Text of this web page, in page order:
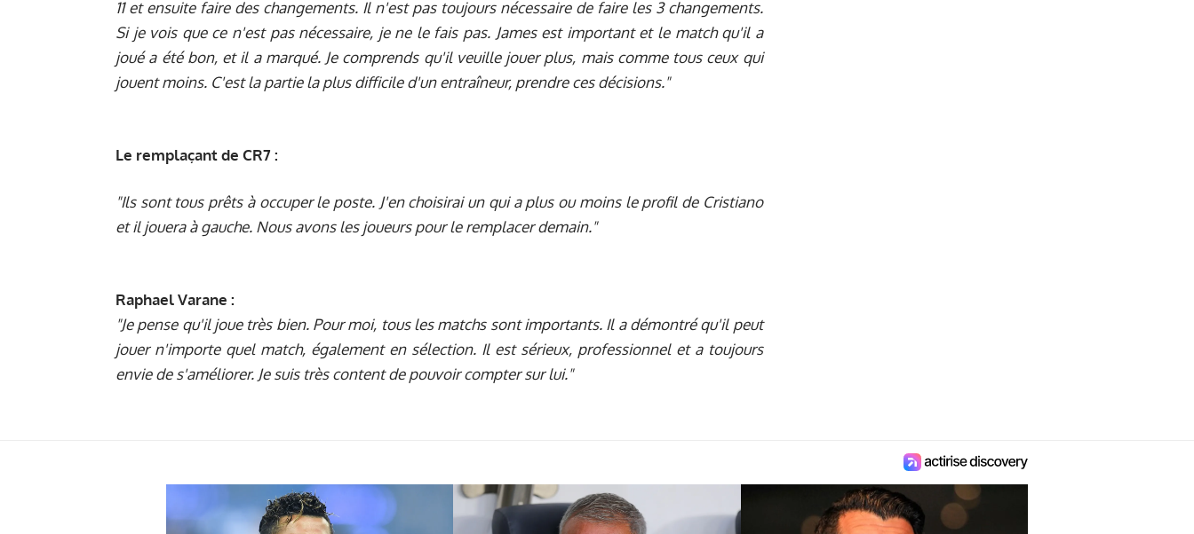
11 et ensuite faire des changements. Il n'est pas toujours nécessaire de faire les 3 changements.
Si je vois que ce n'est pas nécessaire, je ne le fais pas. James est important et le match qu'il a
joué a été bon, et il a marqué. Je comprends qu'il veuille jouer plus, mais comme tous ceux qui
jouent moins. C'est la partie la plus difficile d'un entraîneur, prendre ces décisions."
Le remplaçant de CR7 :
"Ils sont tous prêts à occuper le poste. J'en choisirai un qui a plus ou moins le profil de Cristiano
et il jouera à gauche. Nous avons les joueurs pour le remplacer demain."
Raphael Varane :
"Je pense qu'il joue très bien. Pour moi, tous les matchs sont importants. Il a démontré qu'il peut
jouer n'importe quel match, également en sélection. Il est sérieux, professionnel et a toujours
envie de s'améliorer. Je suis très content de pouvoir compter sur lui."